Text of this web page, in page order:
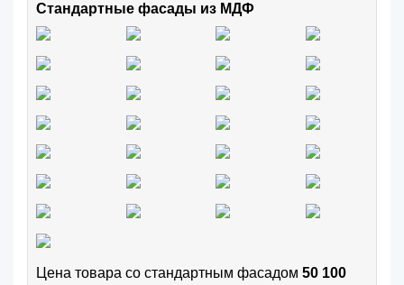
Стандартные фасады из МДФ
Цена товара cо стандартным фасадом 50 100